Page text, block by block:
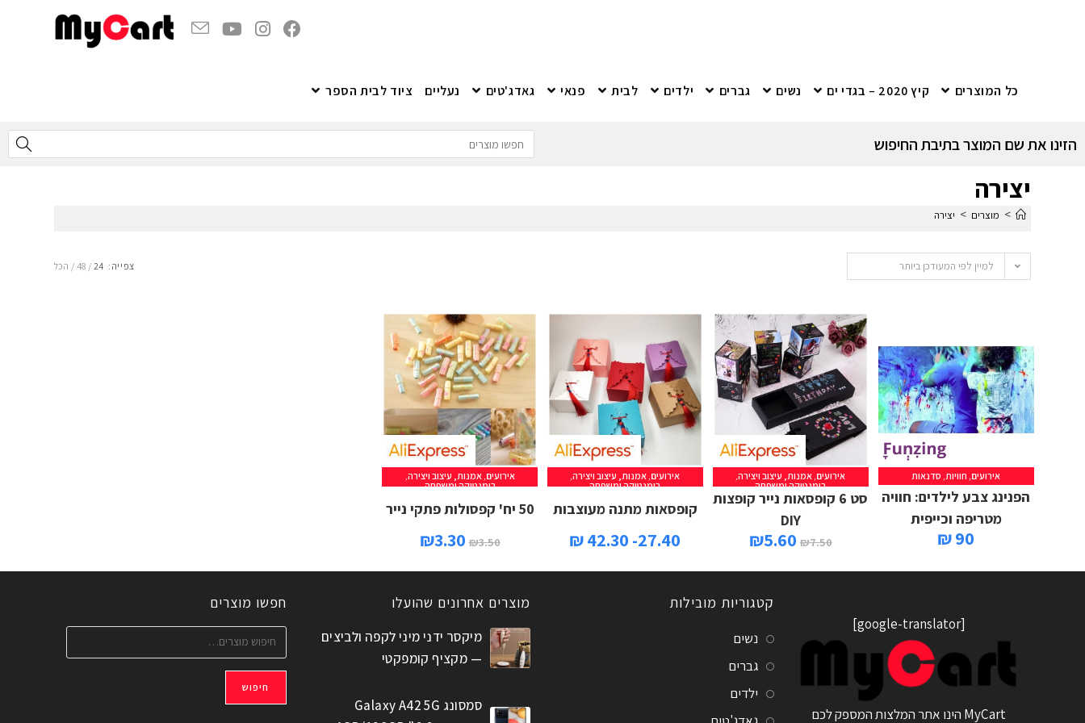
כל המוצרים קיץ 2020 – בגדי ים נשים גברים ילדים לבית פנאי גאדג'טים נעליים ציוד לבית הספר
הזינו את שם המוצר בתיבת החיפוש
יצירה
> מוצרים > יצירה
למיין לפי המעודכן ביותר צפייה: 24
48 הכל
אירועים, חוויות, סדנאות
הפנינג צבע לילדים: חוויה
מטריפה וכייפית
90 ₪
אירועים, אמנות, עיצוב ויצירה,
רומנטיקה ומשפחה
סט 6 קופסאות נייר קופצות
DIY
₪7.50
₪5.60
אירועים, אמנות, עיצוב ויצירה,
רומנטיקה ומשפחה
קופסאות מתנה מעוצבות
27.40- 42.30 ₪
אירועים,אמנות, עיצוב ויצירה,
רומנטיקה ומשפחה
50 יח' קפסולות פתקי נייר
₪3.50
₪3.30
[google-translator]
MyCart הינו אתר המלצות המספק לכם
קטגוריות מובילות
נשים
גברים
ילדים
מוצרים אחרונים שהועלו
מיקסר ידני מיני לקפה ולביצים
— מקציף קומפקטי
סמסונג Galaxy A42 5G
חפשו מוצרים
חיפוש